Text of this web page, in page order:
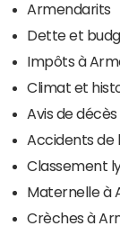
Armendarits
Dette et
Impôts à
Climat et
Avis de
Accidents de
Classement
Maternelle à
Crèches à